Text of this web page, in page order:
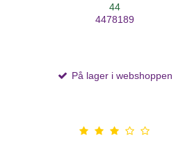
44
4478189
På lager i webshoppen